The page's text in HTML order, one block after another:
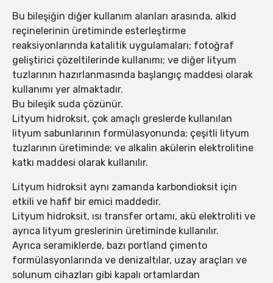
Bu bileşiğin diğer kullanım alanları arasında, alkid
reçinelerinin üretiminde esterleştirme
reaksiyonlarında katalitik uygulamaları; fotoğraf
geliştirici çözeltilerinde kullanımı; ve diğer lityum
tuzlarının hazırlanmasında başlangıç ​​maddesi olarak
kullanımı yer almaktadır.
Bu bileşik suda çözünür.
Lityum hidroksit, çok amaçlı greslerde kullanılan
lityum sabunlarının formülasyonunda; çeşitli lityum
tuzlarının üretiminde; ve alkalin akülerin elektrolitine
katkı maddesi olarak kullanılır.
Lityum hidroksit aynı zamanda karbondioksit için
etkili ve hafif bir emici maddedir.
Lityum hidroksit, ısı transfer ortamı, akü elektroliti ve
ayrıca lityum greslerinin üretiminde kullanılır.
Ayrıca seramiklerde, bazı portland çimento
formülasyonlarında ve denizaltılar, uzay araçları ve
solunum cihazları gibi kapalı ortamlardan